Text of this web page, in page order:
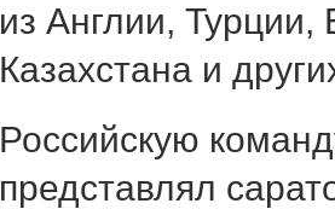
из Англии, Турции,
Казахстана и
Российскую
представлял